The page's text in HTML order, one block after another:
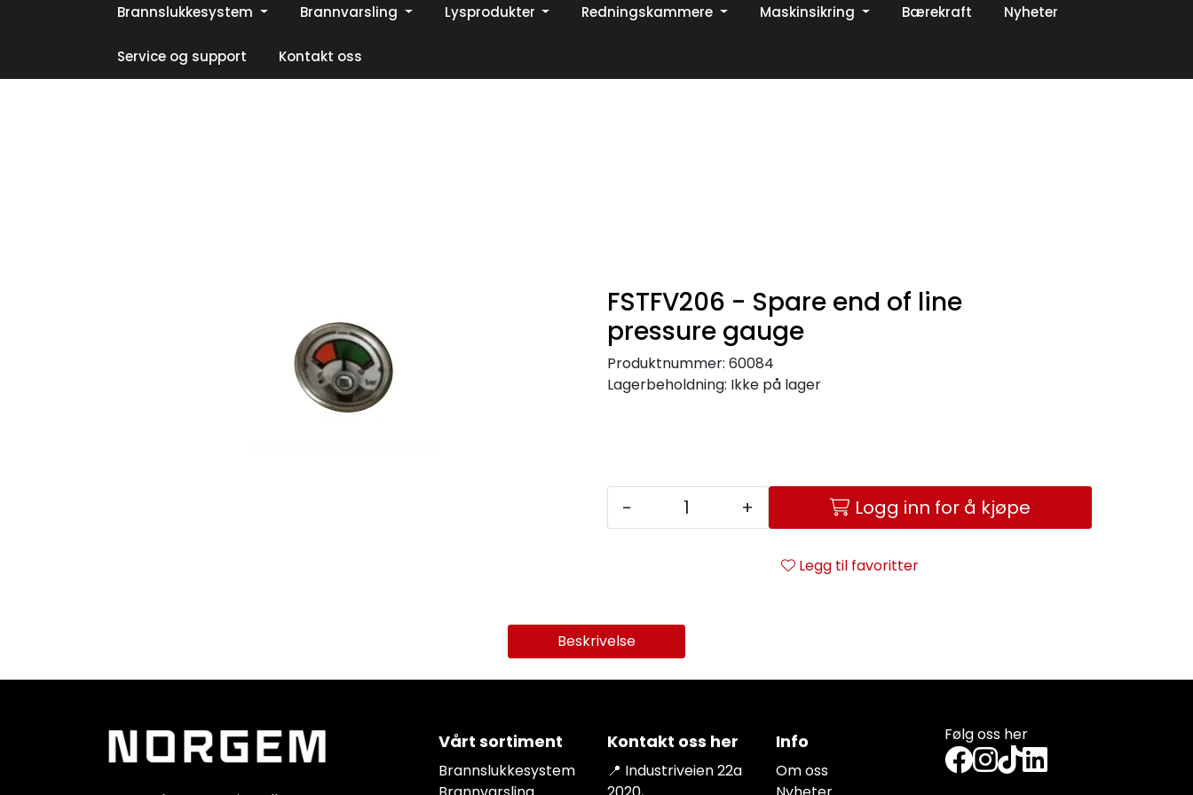
Skip to main content Din ekspert på brann og sikkerhetsløsninger!
Facebook | Instagram | LinkedIn
Brannslukkesystem Brannvarsling Lysprodukter Redningskammere Maskinsikring Bærekraft Nyheter
Service og support Kontakt oss
FSTFV206 - Spare end of line
pressure gauge
Produktnummer: 60084
Lagerbeholdning: Ikke på lager
- + Logg inn for å kjøpe
Legg til favoritter
Beskrivelse
Følg oss her
Vårt sortiment
Brannslukkesystem
Info
Om oss
Kontakt oss her
📍 Industriveien 22a